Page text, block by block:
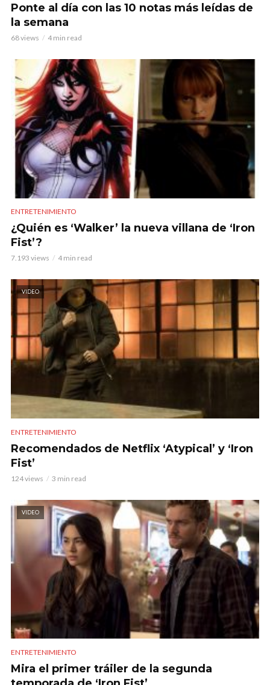
Ponte al día con las 10 notas más leídas de
la semana
68 views 4 min read
ENTRETENIMIENTO
¿Quién es ‘Walker’ la nueva villana de ‘Iron
Fist’?
7.193 views 4 min read
VIDEO
ENTRETENIMIENTO
Recomendados de Netflix ‘Atypical’ y ‘Iron
Fist’
124 views 3 min read
VIDEO
ENTRETENIMIENTO
Mira el primer tráiler de la segunda